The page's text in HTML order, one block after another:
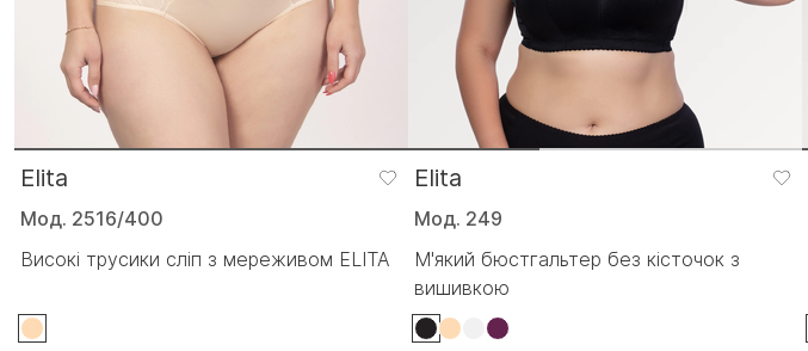
Elita
Мод. 2516/400
Високі трусики сліп з мереживом ELITA
Elita
Мод. 249
М'який бюстгальтер без кісточок з
вишивкою